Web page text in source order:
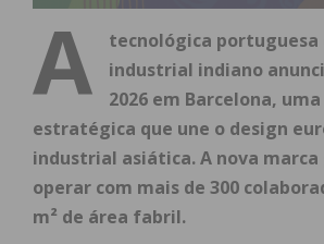
A
tecnológica portuguesa
industrial indiano
2026 em Barcelona,
estratégica que une o design
industrial asiática. A nova
operar com mais de 300
m² de área fabril.